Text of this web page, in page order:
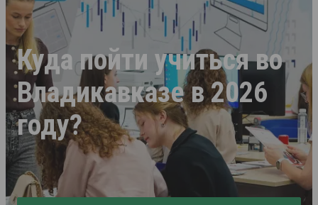
Куда пойти учиться во
Владикавказе в 2026
году?